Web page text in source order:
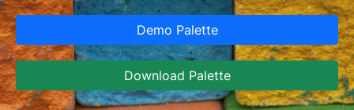
Demo Palette
Download Palette